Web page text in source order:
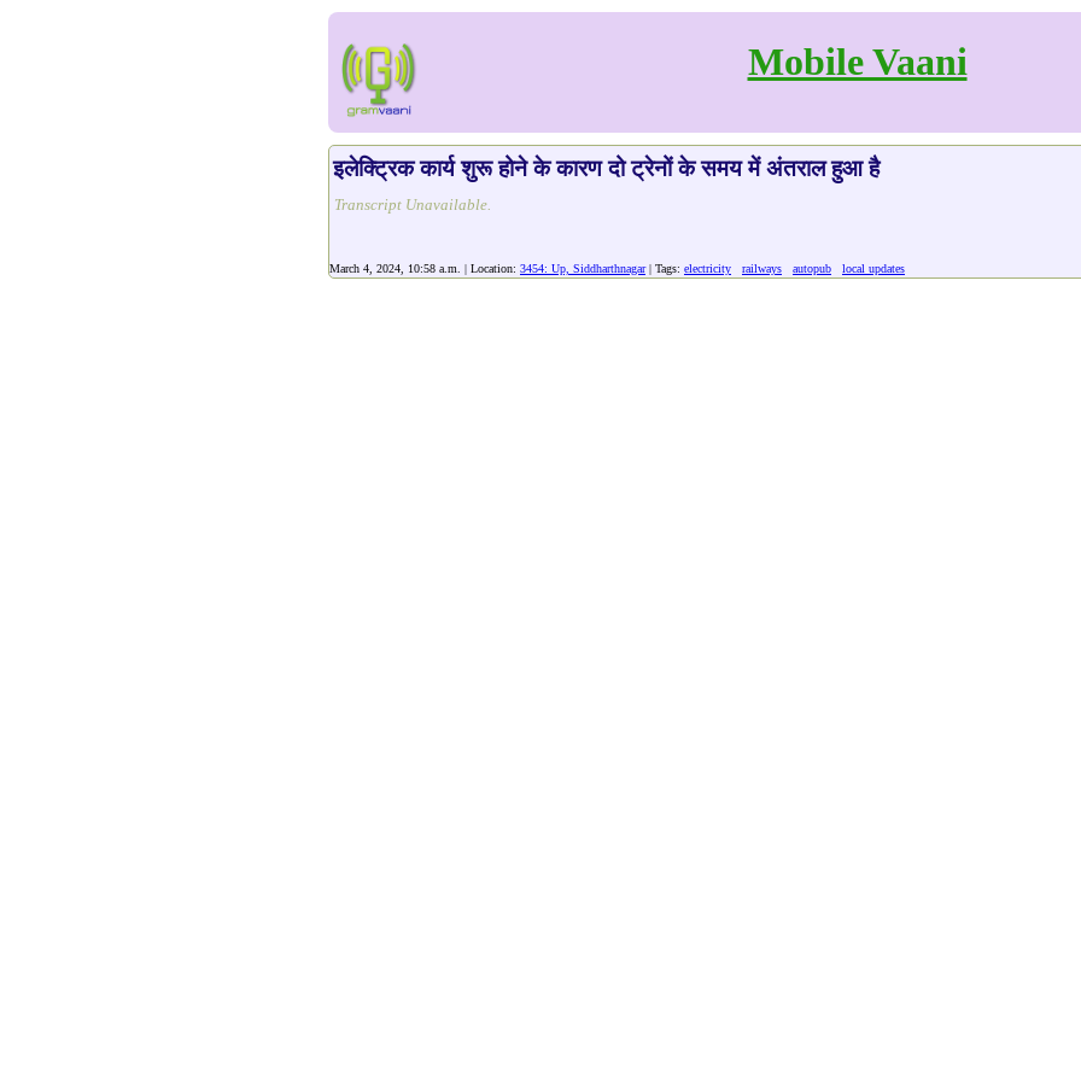
Mobile Vaani
इलेक्ट्रिक कार्य शुरू होने के कारण दो ट्रेनों के समय में अंतराल हुआ है
Transcript Unavailable.
March 4, 2024, 10:58 a.m. | Location: 3454: Up, Siddharthnagar| Tags: electricity railways autopub local updates